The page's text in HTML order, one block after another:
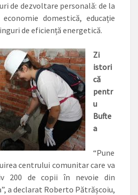
de dezvoltare personală: de la
domestică, educație
de eficiență energetică.
Zi
istori
că
pentr
u
Bufte
a
“Pune
centrului comunitar care va
200 de copii în nevoie din
a declarat Roberto Pătrășcoiu,